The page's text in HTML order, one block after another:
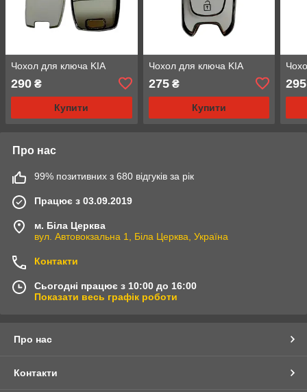
Чохол для ключа KIA
290 ₴
Купити
Чохол для ключа KIA
275₴
Купити
295
Про нас
99% позитивних з 680 відгуків за рік
Працює з 03.09.2019
м. Біла Церква
вул. Автовокзальна 1, Біла Церква, Україна
Контакти
Сьогодні працює з 10:00 до 16:00
Показати весь графік роботи
Про нас
Контакти